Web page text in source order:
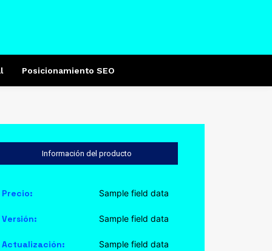
Posicionamiento SEO
Información del producto
Precio: Sample field data
Versión: Sample field data
Actualización: Sample field data